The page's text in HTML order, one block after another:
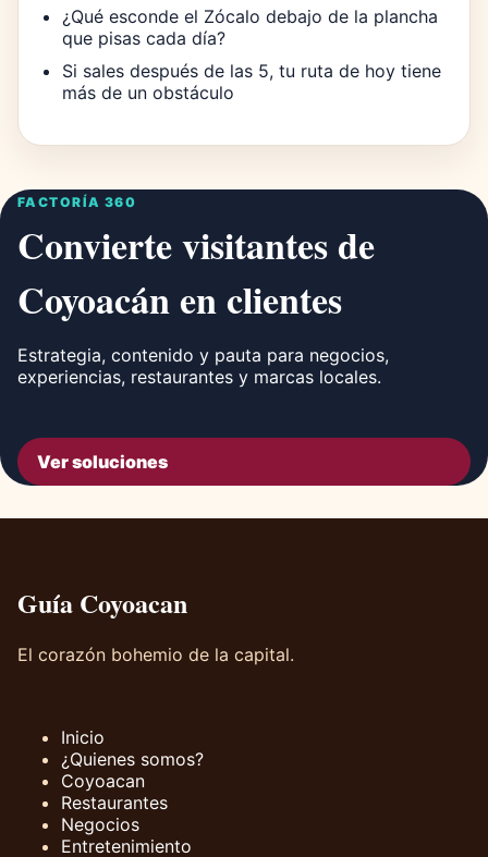
¿Qué esconde el Zócalo debajo de la plancha
que pisas cada día?
Si sales después de las 5, tu ruta de hoy tiene
más de un obstáculo
FACTORÍA 360
Convierte visitantes de
Coyoacán en clientes
Estrategia, contenido y pauta para negocios,
experiencias, restaurantes y marcas locales.
Ver soluciones
Guía Coyoacan
El corazón bohemio de la capital.
Inicio
¿Quienes somos?
Coyoacan
Restaurantes
Negocios
Entretenimiento